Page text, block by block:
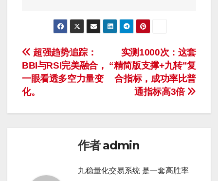
文
章
导
航
实测1000次：这套
“精简版支撑+九转”复
合指标，成功率比普
通指标高3倍
超强趋势追踪：
BBI与RSI完美融合，
一眼看透多空力量变
化。
作者admin
九稳量化交易系统 是一套高胜率